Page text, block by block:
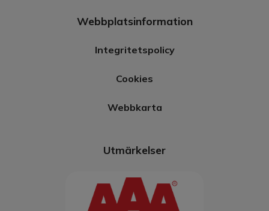
Webbplatsinformation
Integritetspolicy
Cookies
Webbkarta
Utmärkelser